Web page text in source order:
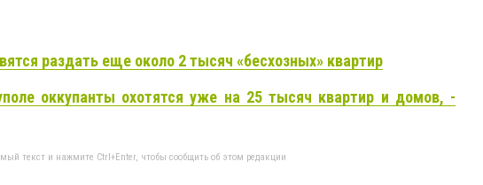
раздать еще около 2 тысяч «бесхозных» квартир
оккупанты охотятся уже на 25 тысяч квартир и домов, -
текст и нажмите Ctrl+Enter, чтобы сообщить об этом редакции